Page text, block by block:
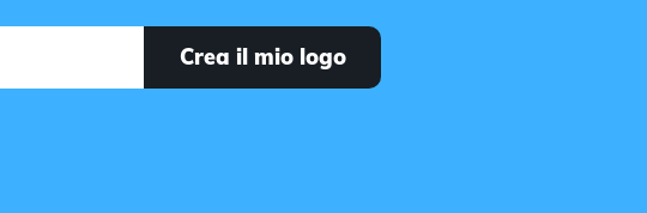
Crea il mio logo